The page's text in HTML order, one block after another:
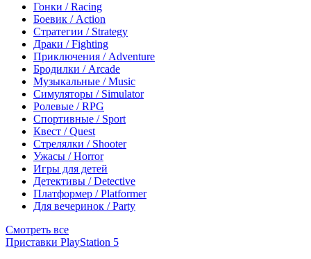
Гонки / Racing
Боевик / Action
Стратегии / Strategy
Драки / Fighting
Приключения / Adventure
Бродилки / Arcade
Музыкальные / Music
Симуляторы / Simulator
Ролевые / RPG
Спортивные / Sport
Квест / Quest
Стрелялки / Shooter
Ужасы / Horror
Игры для детей
Детективы / Detective
Платформер / Platformer
Для вечеринок / Party
Смотреть все
Приставки PlayStation 5